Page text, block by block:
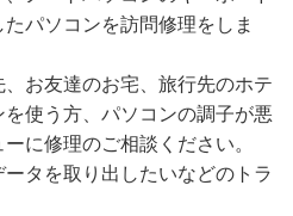
パソコンを訪問修理をしま
お友達のお宅、旅行先のホテ
使う方、パソコンの調子が悪
に修理のご相談ください。
ータを取り出したいなどのトラ